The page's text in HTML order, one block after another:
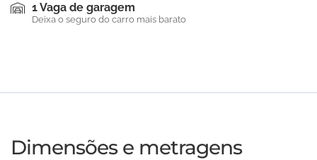
1 Vaga de garagem
Deixa o seguro do carro mais barato
Dimensões e metragens